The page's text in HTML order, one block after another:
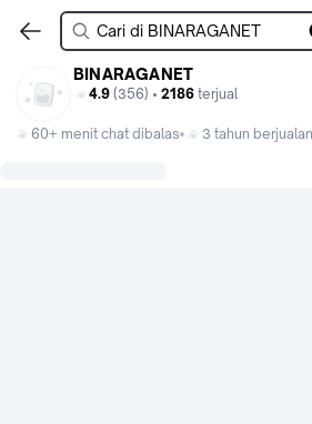
BINARAGANET
4.9 (356) • 2186 terjual
60+ menit chat dibalas
3 tahun berjualan